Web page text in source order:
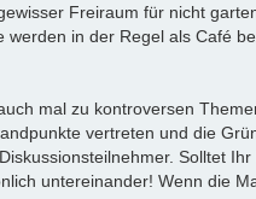
Freiraum für nicht
in der Regel als Café
mal zu kontroversen
vertreten und die
Solltet
untereinander! Wenn die